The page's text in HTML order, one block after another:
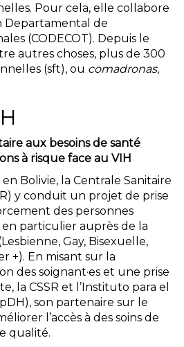
Pour cela, elle collabore
Departamental de
(CODECOT). Depuis le
autres choses, plus de 300
(sft), ou comadronas,
aux besoins de santé
à risque face au VIH
Bolivie, la Centrale Sanitaire
y conduit un projet de prise
des personnes
particulier auprès de la
Gay, Bisexuelle,
+). En misant sur la
des soignant·es et une prise
la CSSR et l’Instituto para el
son partenaire sur le
l’accès à des soins de
qualité.